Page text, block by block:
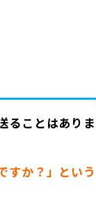
ることはありま
すか？」という